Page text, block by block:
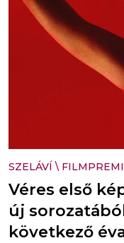
SZELÁVÍ \
Véres első
új
következő